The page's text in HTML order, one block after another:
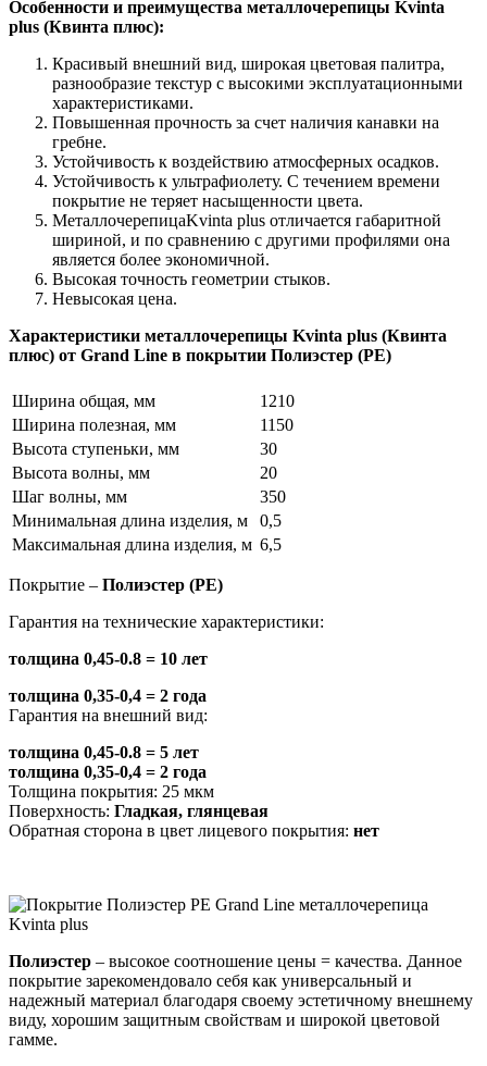
Особенности и преимущества металлочерепицы Kvinta
plus (Квинта плюс):
Красивый внешний вид, широкая цветовая палитра,
разнообразие текстур с высокими эксплуатационными
характеристиками.
Повышенная прочность за счет наличия канавки на
гребне.
Устойчивость к воздействию атмосферных осадков.
Устойчивость к ультрафиолету. С течением времени
покрытие не теряет насыщенности цвета.
МеталлочерепицаKvinta plus отличается габаритной
шириной, и по сравнению с другими профилями она
является более экономичной.
Высокая точность геометрии стыков.
Невысокая цена.
Характеристики металлочерепицы Kvinta plus (Квинта
плюс) от Grand Line в покрытии Полиэстер (PE)
Ширина общая, мм
1210
Ширина полезная, мм
1150
Высота ступеньки, мм
30
Высота волны, мм
20
Шаг волны, мм
350
Минимальная длина изделия, м
0,5
Максимальная длина изделия, м 6,5
Покрытие – Полиэстер (PE)
Гарантия на технические характеристики:
толщина 0,45-0.8 = 10 лет
толщина 0,35-0,4 = 2 года
Гарантия на внешний вид:
толщина 0,45-0.8 = 5 лет
толщина 0,35-0,4 = 2 года
Толщина покрытия: 25 мкм
Поверхность: Гладкая, глянцевая
Обратная сторона в цвет лицевого покрытия: нет
Полиэстер – высокое соотношение цены = качества. Данное
покрытие зарекомендовало себя как универсальный и
надежный материал благодаря своему эстетичному внешнему
виду, хорошим защитным свойствам и широкой цветовой
гамме.